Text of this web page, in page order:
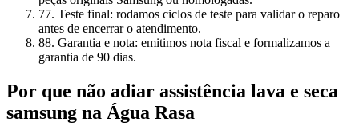
77. Teste final: rodamos ciclos de teste para validar o reparo
antes de encerrar o atendimento.
88. Garantia e nota: emitimos nota fiscal e formalizamos a
garantia de 90 dias.
Por que não adiar assistência lava e seca
samsung na Água Rasa